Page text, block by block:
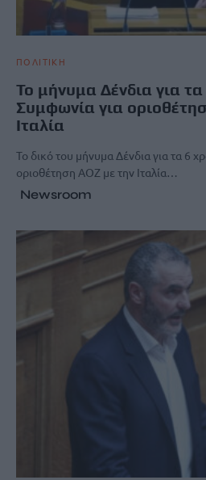
ΠΟΛΙΤΙΚΗ
Το μήνυμα Δένδια για
Συμφωνία για
Ιταλία
Το δικό του μήνυμα Δένδια για τα 6
οριοθέτηση ΑΟΖ με την Ιταλία…
Newsroom